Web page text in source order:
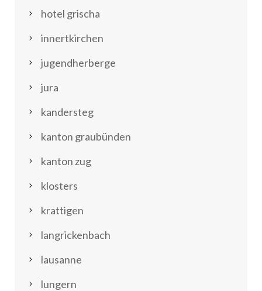
hotel grischa
innertkirchen
jugendherberge
jura
kandersteg
kanton graubünden
kanton zug
klosters
krattigen
langrickenbach
lausanne
lungern